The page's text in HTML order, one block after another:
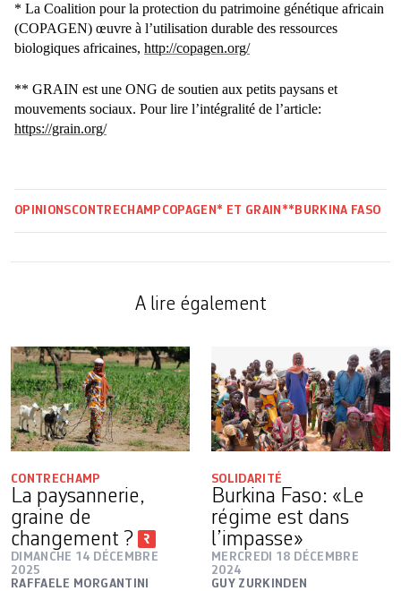
* La Coalition pour la protection du patrimoine génétique africain
(COPAGEN) œuvre à l’utilisation durable des ressources
biologiques africaines, http://copagen.org/
** GRAIN est une ONG de soutien aux petits paysans et
mouvements sociaux. Pour lire l’intégralité de l’article:
https://grain.org/
OPINIONSCONTRECHAMP COPAGEN* ET GRAIN** BURKINA FASO
A lire également
CONTRECHAMP
La paysannerie,
graine de
changement ?
DIMANCHE 14 DÉCEMBRE
2025
RAFFAELE MORGANTINI
SOLIDARITÉ
Burkina Faso: «Le
régime est dans
l’impasse»
MERCREDI 18 DÉCEMBRE
2024
GUY ZURKINDEN